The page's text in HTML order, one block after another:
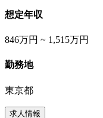
想定年収
846万円 ~ 1,515万円
勤務地
東京都
求人情報